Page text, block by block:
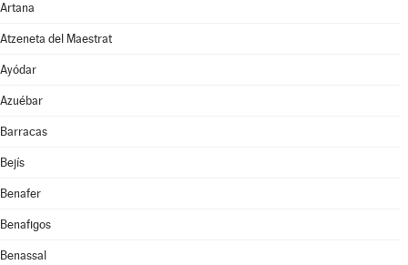
Artana
Atzeneta del Maestrat
Ayódar
Azuébar
Barracas
Bejís
Benafer
Benafigos
Benassal